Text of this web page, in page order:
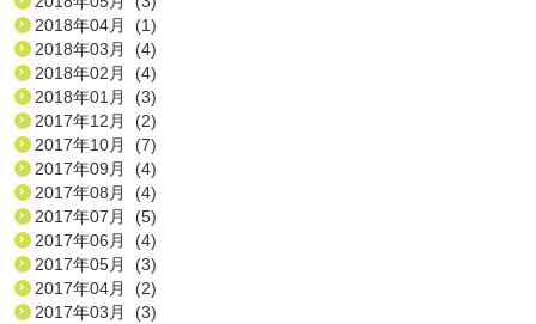
2018年04月 (1)
2018年03月 (4)
2018年02月 (4)
2018年01月 (3)
2017年12月 (2)
2017年10月 (7)
2017年09月 (4)
2017年08月 (4)
2017年07月 (5)
2017年06月 (4)
2017年05月 (3)
2017年04月 (2)
2017年03月 (3)